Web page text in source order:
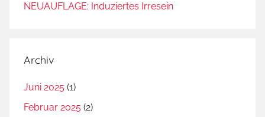
NEUAUFLAGE: Induziertes Irresein
Archiv
Juni 2025 (1)
Februar 2025 (2)